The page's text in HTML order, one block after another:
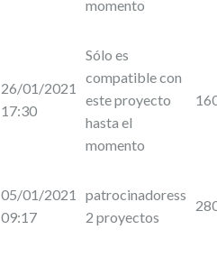
momento
26/01/2021
17:30
Sólo es
compatible con
este proyecto
hasta el
momento
05/01/2021
09:17
patrocinadoress
2 proyectos